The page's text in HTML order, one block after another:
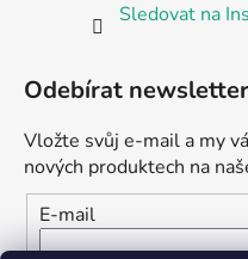
Sledovat na
Odebírat newsletter
Vložte svůj e-mail a my
nových produktech na
E-mail